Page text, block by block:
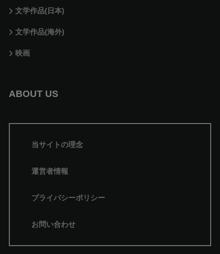
文学作品(日本)
文学作品(海外)
映画
ABOUT US
当サイトの理念
運営者情報
プライバシーポリシー
お問い合わせ